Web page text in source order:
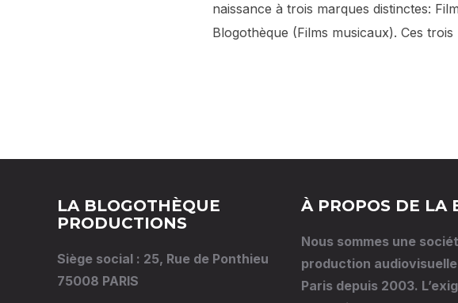
naissance à trois marques distinctes:
Blogothèque (Films musicaux). Ces
LA BLOGOTHÈQUE
PRODUCTIONS
Siège social : 25, Rue de Ponthieu
75008 PARIS
À PROPOS DE LA
Nous sommes une
production
Paris depuis 2003.